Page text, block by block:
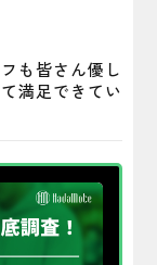
も皆さん優し
満足できてい